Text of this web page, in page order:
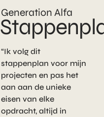
Generation Alfa
“Ik volg dit
stappenplan voor mijn
projecten en pas het
aan aan de unieke
eisen van elke
opdracht, altijd in